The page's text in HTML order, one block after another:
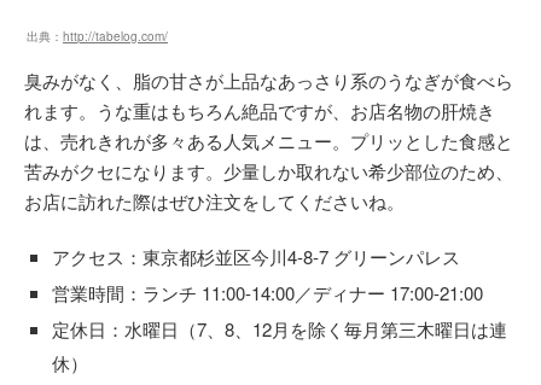
出典： http://tabelog.com/
臭みがなく、脂の甘さが上品なあっさり系のうなぎが食べら
れます。うな重はもちろん絶品ですが、お店名物の肝焼き
は、売れきれが多々ある人気メニュー。プリッとした食感と
苦みがクセになります。少量しか取れない希少部位のため、
お店に訪れた際はぜひ注文をしてくださいね。
アクセス：東京都杉並区今川4-8-7 グリーンパレス
営業時間：ランチ 11:00-14:00／ディナー 17:00-21:00
定休日：水曜日（7、8、12月を除く毎月第三木曜日は連
休）